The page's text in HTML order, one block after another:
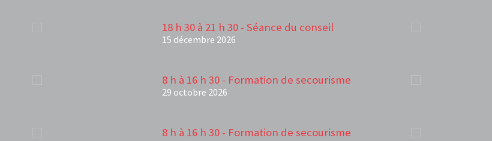
18 h 30 à 21 h 30 - Séance du conseil
15 décembre 2026
8 h à 16 h 30 - Formation de secourisme
29 octobre 2026
8 h à 16 h 30 - Formation de secourisme